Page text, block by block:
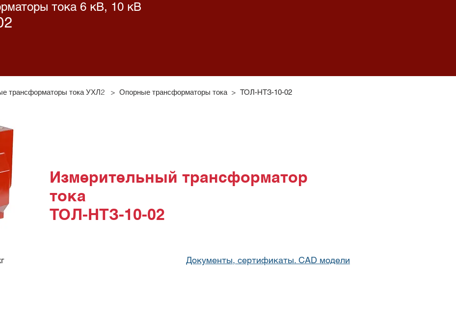
тока 6 кВ, 10 кВ
трансформаторы тока УХЛ2 > Опорные трансформаторы тока > ТОЛ-НТЗ-10-02
Измерительный трансформатор
тока
ТОЛ-НТЗ-10-02
Документы, сертификаты. CAD модели